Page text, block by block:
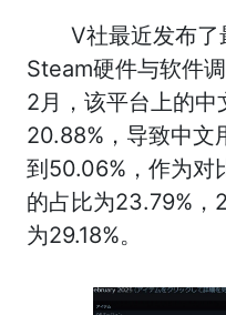
V社最近发布了
Steam硬件与软件
2月，该平台上的中
20.88%，导致中文
到50.06%，作为对
的占比为23.79%，
为29.18%。